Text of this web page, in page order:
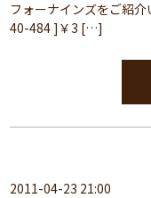
フォーナインズをご紹
40-484 ]￥3 […]
2011-04-23 21:00